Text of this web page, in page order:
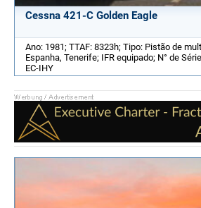
Cessna 421-C Golden Eagle
Ano: 1981; TTAF: 8323h; Tipo: Pistão de
Espanha, Tenerife; IFR equipado; N° de
EC-IHY